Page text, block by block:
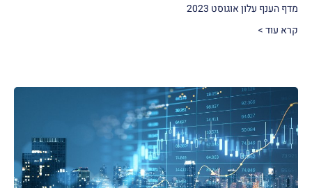
מדף הענף עלון אוגוסט 2023
קרא עוד >